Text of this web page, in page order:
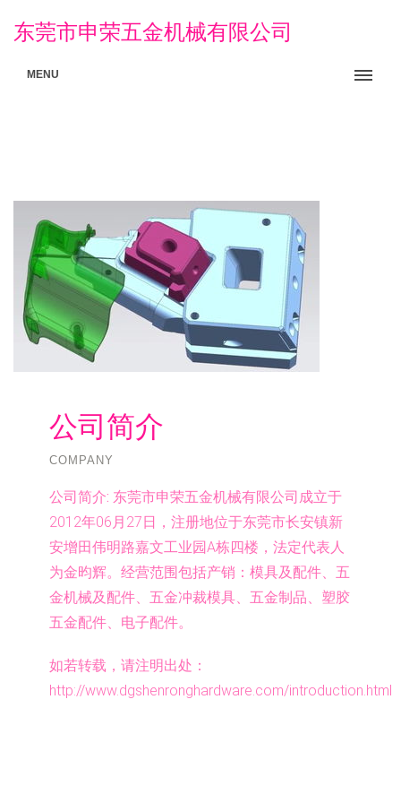
东莞市申荣五金机械有限公司
MENU
公司简介
COMPANY
公司简介: 东莞市申荣五金机械有限公司成立于
2012年06月27日，注册地位于东莞市长安镇新
安增田伟明路嘉文工业园A栋四楼，法定代表人
为金昀辉。经营范围包括产销：模具及配件、五
金机械及配件、五金冲裁模具、五金制品、塑胶
五金配件、电子配件。
如若转载，请注明出处：
http://www.dgshenronghardware.com/introduction.html